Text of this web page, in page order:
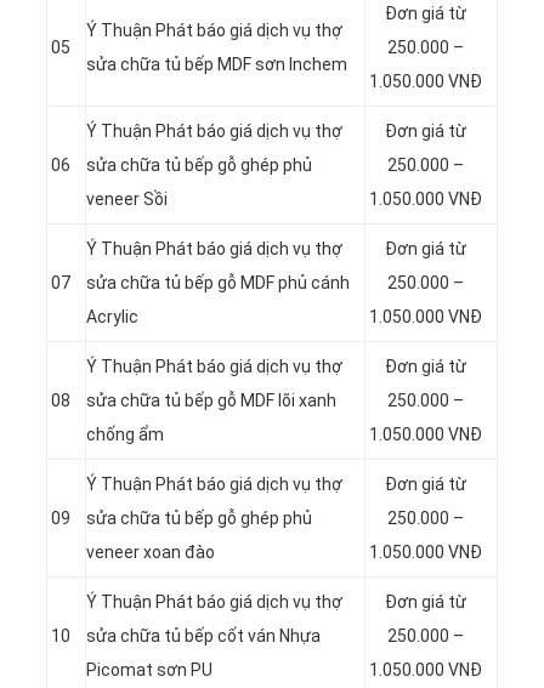
05
Ý Thuận Phát báo giá dịch vụ thợ
sửa chữa tủ bếp MDF sơn Inchem
Đơn giá từ
250.000 –
1.050.000 VNĐ
06
Ý Thuận Phát báo giá dịch vụ thợ
sửa chữa tủ bếp gỗ ghép phủ
veneer Sồi
Đơn giá từ
250.000 –
1.050.000 VNĐ
07
Ý Thuận Phát báo giá dịch vụ thợ
sửa chữa tủ bếp gỗ MDF phủ cánh
Acrylic
Đơn giá từ
250.000 –
1.050.000 VNĐ
08
Ý Thuận Phát báo giá dịch vụ thợ
sửa chữa tủ bếp gỗ MDF lõi xanh
chống ẩm
Đơn giá từ
250.000 –
1.050.000 VNĐ
09
Ý Thuận Phát báo giá dịch vụ thợ
sửa chữa tủ bếp gỗ ghép phủ
veneer xoan đào
Đơn giá từ
250.000 –
1.050.000 VNĐ
10
Ý Thuận Phát báo giá dịch vụ thợ
sửa chữa tủ bếp cốt ván Nhựa
Picomat sơn PU
Đơn giá từ
250.000 –
1.050.000 VNĐ